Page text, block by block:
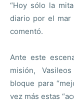
“Hoy sólo la
diario por el mar
comentó.
Ante este
misión,
bloque para
vez más estas